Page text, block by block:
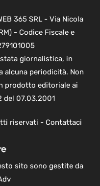
365 SRL - Via Nicola
- Codice Fiscale e
giornalistica, in
alcuna periodicità. Non
prodotto editoriale ai
del 07.03.2001
riservati - Contattaci
sito sono gestite da